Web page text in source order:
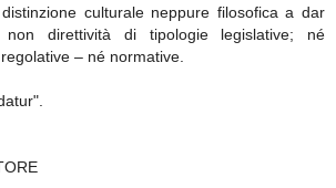
culturale neppure filosofica a dar
non direttività di tipologie legislative; né
– né normative.